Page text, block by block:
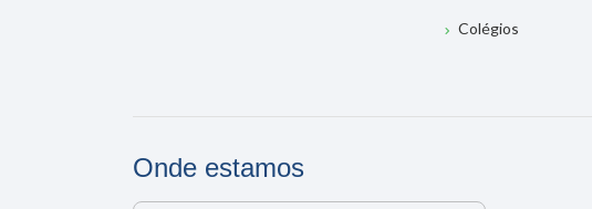
Colégios
Onde estamos